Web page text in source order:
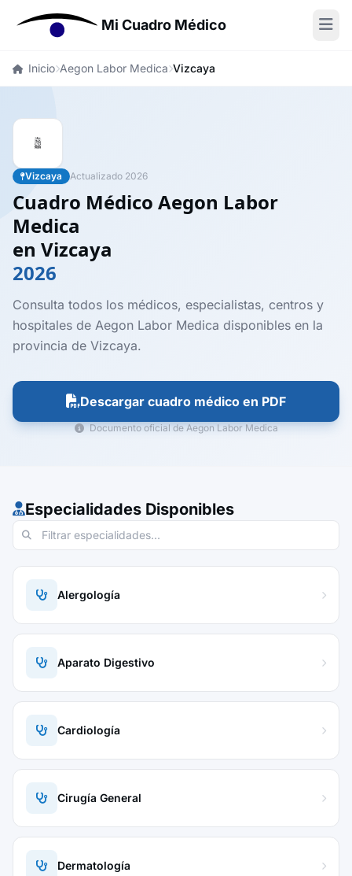
Mi Cuadro Médico
Inicio Aegon Labor Medica Vizcaya
Vizcaya Actualizado 2026
Cuadro Médico Aegon Labor
Medica
en Vizcaya
2026
Consulta todos los médicos, especialistas, centros y
hospitales de Aegon Labor Medica disponibles en la
provincia de Vizcaya.
Descargar cuadro médico en PDF
Documento oficial de Aegon Labor Medica
Especialidades Disponibles
Alergología
Aparato Digestivo
Cardiología
Cirugía General
Dermatología